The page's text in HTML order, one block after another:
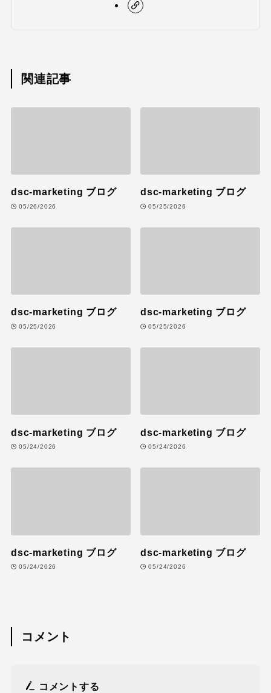
関連記事
dsc-marketing ブログ
05/26/2026
dsc-marketing ブログ
05/25/2026
dsc-marketing ブログ
05/25/2026
dsc-marketing ブログ
05/25/2026
dsc-marketing ブログ
05/24/2026
dsc-marketing ブログ
05/24/2026
dsc-marketing ブログ
05/24/2026
dsc-marketing ブログ
05/24/2026
コメント
コメントする